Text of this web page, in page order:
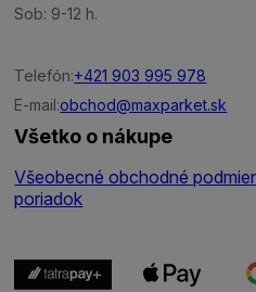
Sob: 9-12 h.
Telefón:+421 903 995 978
E-mail:obchod@maxparket.sk
Všetko o nákupe
Všeobecné obchodné
poriadok